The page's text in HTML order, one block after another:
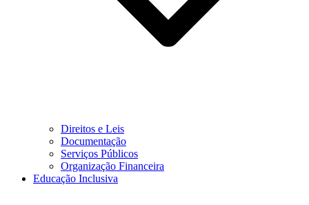
Direitos e Leis
Documentação
Serviços Públicos
Organização Financeira
Educação Inclusiva